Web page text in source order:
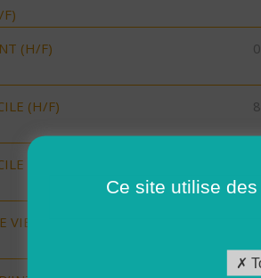
(H/F)
(H/F)
(H/F)
VIE SOCIALE (H/F)
Ce site utilise